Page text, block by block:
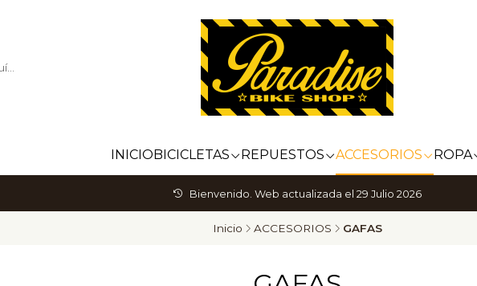
INICIOBICICLETAS REPUESTOS ACCESORIOS ROPA
Bienvenido. Web actualizada el 29 Julio 2026
Inicio ACCESORIOS GAFAS